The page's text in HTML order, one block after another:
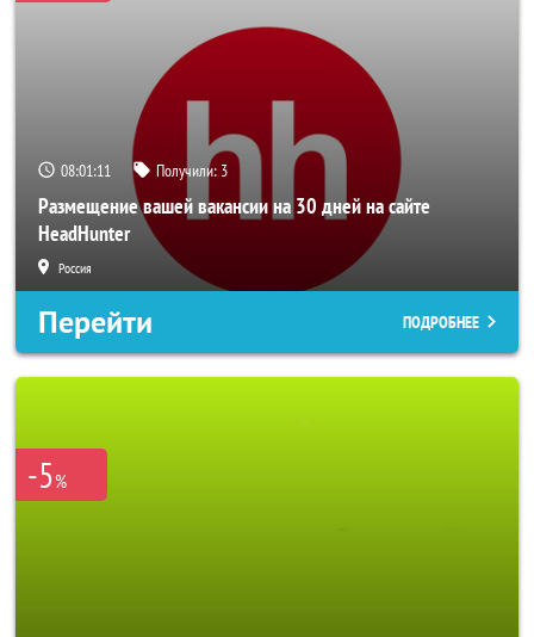
08:01:08 Получили: 3
Размещение вашей вакансии на 30 дней на сайте
HeadHunter
Россия
Перейти ПОДРОБНЕЕ
-5%